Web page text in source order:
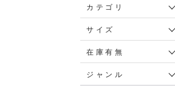
カテゴリ
サイズ
在庫有無
ジャンル